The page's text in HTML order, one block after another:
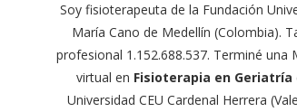
Soy fisioterapeuta de la Fundación
María Cano de Medellín (Colombia).
profesional 1.152.688.537. Terminé una
virtual en Fisioterapia en Geriatría
Universidad CEU Cardenal Herrera